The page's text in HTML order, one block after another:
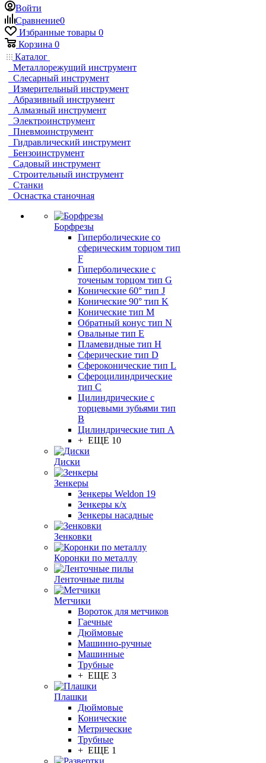
Войти
Сравнение0
Избранные товары 0
Корзина 0
Каталог
Металлорежущий инструмент
Слесарный инструмент
Измерительный инструмент
Абразивный инструмент
Алмазный инструмент
Электроинструмент
Пневмоинструмент
Гидравлический инструмент
Бензоинструмент
Садовый инструмент
Строительный инструмент
Станки
Оснастка станочная
Борфрезы
Гиперболические cо
сферическим торцом тип
F
Гиперболические с
точеным торцом тип G
Конические 60° тип J
Конические 90° тип K
Конические тип M
Обратный конус тип N
Овальные тип E
Пламевидные тип H
Сферические тип D
Сфероконические тип L
Сфероцилиндрические
тип C
Цилиндрические с
торцевыми зубьями тип
B
Цилиндрические тип А
+ ЕЩЕ 10
Диски
Зенкеры
Зенкеры Weldon 19
Зенкеры к/х
Зенкеры насадные
Зенковки
Коронки по металлу
Ленточные пилы
Метчики
Вороток для метчиков
Гаечные
Дюймовые
Машинно-ручные
Машинные
Трубные
+ ЕЩЕ 3
Плашки
Дюймовые
Конические
Метрические
Трубные
+ ЕЩЕ 1